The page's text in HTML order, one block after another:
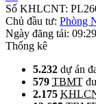
Số KHLCNT:
Chủ đầu tư: Phòng
Ngày đăng tải:
Thống kê
5.232 dự án
579 TBMT
2.175